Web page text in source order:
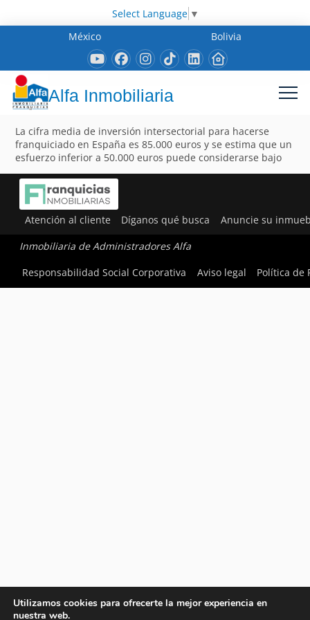
Select Language ▼
México
Bolivia
Alfa Inmobiliaria
La cifra media de inversión intersectorial para hacerse
franquiciado en España es 85.000 euros y se estima que un
esfuerzo inferior a 50.000 euros puede considerarse bajo
Atención al cliente Díganos qué busca Anuncie su
Inmobiliaria de Administradores Alfa
Responsabilidad Social Corporativa
Aviso legal Política de
Utilizamos cookies para ofrecerte la mejor experiencia en
nuestra web.